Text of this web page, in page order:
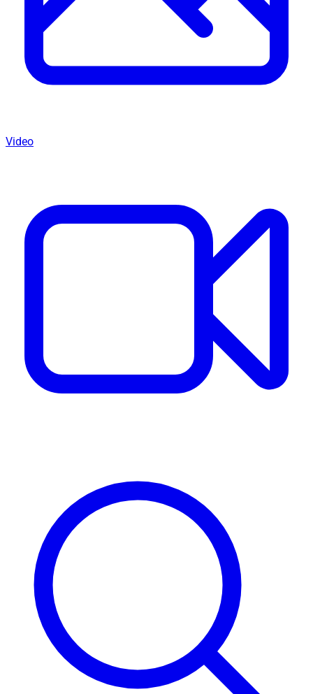
Video